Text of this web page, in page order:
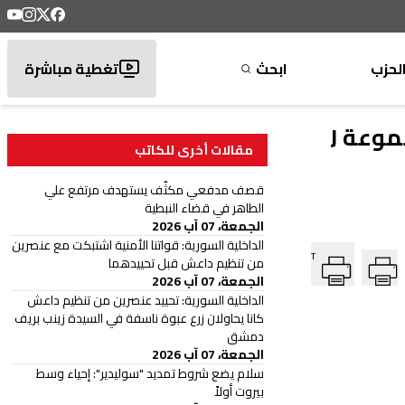
الحزب ابحث تغطية مباشرة
كأس العالم 2026 | "الأردن" و"النمسا" في مواجهة مرتقبة ضمن منافسات المجموعة J
T
مقالات أخرى للكاتب
قصف مدفعي مكثّف يستهدف مرتفع علي
الطاهر في قضاء النبطية
الجمعة، 07 آب 2026
الداخلية السورية: قواتنا الأمنية اشتبكت مع عنصرين
من تنظيم داعش قبل تحييدهما
الجمعة، 07 آب 2026
الداخلية السورية: تحييد عنصرين من تنظيم داعش
كانا يحاولان زرع عبوة ناسفة في السيدة زينب بريف
دمشق
الجمعة، 07 آب 2026
سلام يضع شروط تمديد "سوليدير": إحياء وسط
بيروت أولاً